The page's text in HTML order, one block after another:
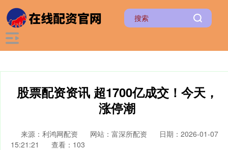
股票配资资讯 超1700亿成交！今天，
涨停潮
来源：利鸿网配资 网站：富深所配资
日期：2026-01-07
15:21:21
查看：103